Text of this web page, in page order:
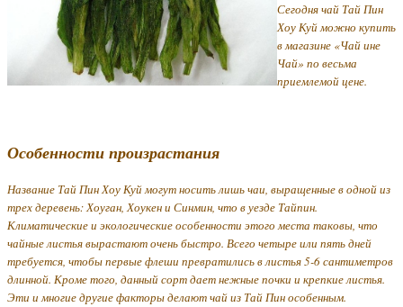
Сегодня чай Тай Пин
Хоу Куй можно купить
в магазине «Чай ине
Чай» по весьма
приемлемой цене.
Особенности произрастания
Название Тай Пин Хоу Куй могут носить лишь чаи, выращенные в одной из
трех деревень: Хоуган, Хоукен и Синмин, что в уезде Тайпин.
Климатические и экологические особенности этого места таковы, что
чайные листья вырастают очень быстро. Всего четыре или пять дней
требуется, чтобы первые флеши превратились в листья 5-6 сантиметров
длинной. Кроме того, данный сорт дает нежные почки и крепкие листья.
Эти и многие другие факторы делают чай из Тай Пин особенным.